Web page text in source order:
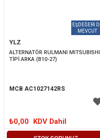
YLZ
ALTERNATÖR RULMANI MITSUBISHI
TİPİ ARKA (B10-27)
MCB AC1027142RS
₺0,00 KDV Dahil